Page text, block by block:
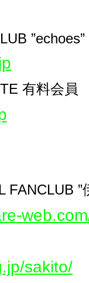
”echoes”
有料会員
FANCLUB ”
sakito/